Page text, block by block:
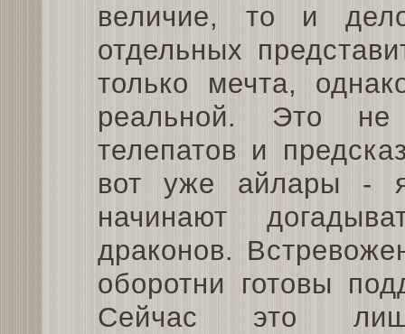
величие, то и
отдельных
только мечта,
реальной. Это не
телепатов и
вот уже айлары -
начинают
драконов.
оборотни готовы
Сейчас это